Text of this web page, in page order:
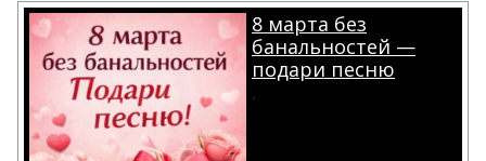
8 марта без
банальностей —
подари песню
.